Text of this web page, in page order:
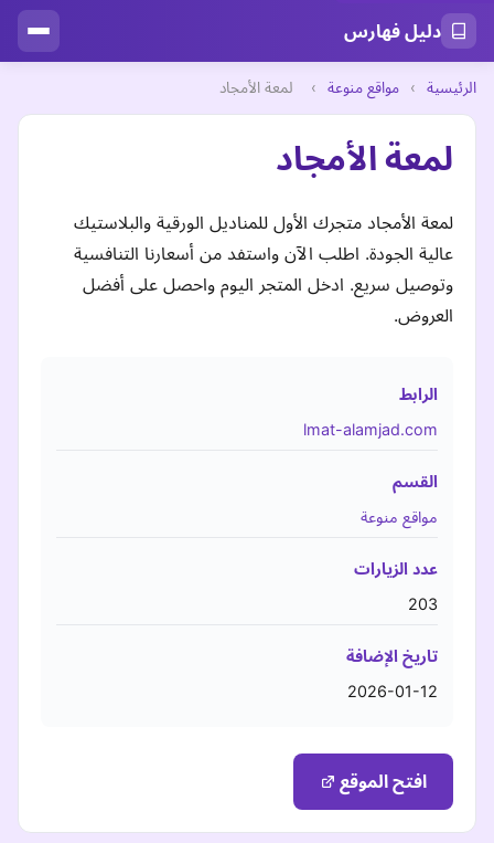
دليل فهارس
الرئيسية › مواقع منوعة › لمعة الأمجاد
لمعة الأمجاد
لمعة الأمجاد متجرك الأول للمناديل الورقية والبلاستيك
عالية الجودة. اطلب الآن واستفد من أسعارنا التنافسية
وتوصيل سريع. ادخل المتجر اليوم واحصل على أفضل
العروض.
الرابط
lmat-alamjad.com
القسم
مواقع منوعة
عدد الزيارات
203
تاريخ الإضافة
2026-01-12
افتح الموقع